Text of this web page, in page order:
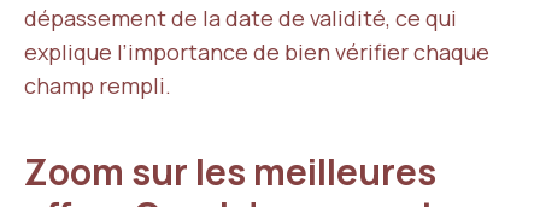
dépassement de la date de validité, ce qui
explique l’importance de bien vérifier chaque
champ rempli.
Zoom sur les meilleures